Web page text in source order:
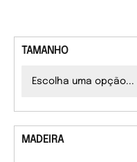
TAMANHO
MADEIRA